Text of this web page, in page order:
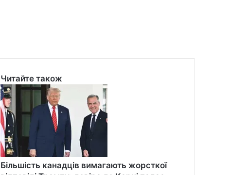
Читайте також
Close
Більшість канадців вимагають жорсткої